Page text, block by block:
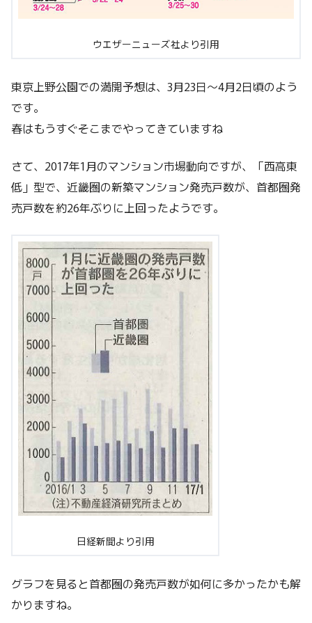
ウエザーニューズ社より引用
東京上野公園での満開予想は、3月23日～4月2日頃のよう
です。
春はもうすぐそこまでやってきていますね
さて、2017年1月のマンション市場動向ですが、「西高東
低」型で、近畿圏の新築マンション発売戸数が、首都圏発
売戸数を約26年ぶりに上回ったようです。
日経新聞より引用
グラフを見ると首都圏の発売戸数が如何に多かったかも解
かりますね。